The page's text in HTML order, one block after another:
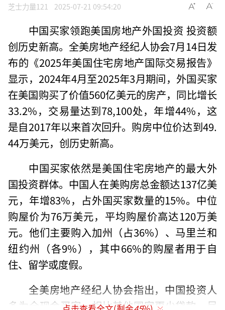
芝士力量121 2025-07-21 09:54:20
中国买家领跑美国房地产外国投资 投资额
创历史新高。全美房地产经纪人协会7月14日发
布的《2025年美国住宅房地产国际交易报告》
显示，2024年4月至2025年3月期间，外国买家
在美国购买了价值560亿美元的房产，同比增长
33.2%，交易量达到78,100处，年增44%，这
是自2017年以来首次回升。购房中位价达到49.
44万美元，创历史新高。
中国买家依然是美国住宅房地产的最大外
国投资群体。中国人在美购房总金额达137亿美
元，年增83%，占外国买家数量的15%。中位
购屋价为76万美元，平均购屋价高达120万美
元。他们主要购入加州（占36%）、马里兰和
纽约州（各9%），其中66%的购屋者用于自
住、留学或度假。
全美房地产经纪人协会指出，中国投资人
多为全现金买家，相比其他国家更少贷款。尽